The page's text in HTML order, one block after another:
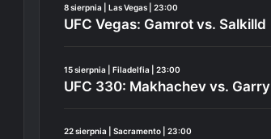
8 sierpnia | Las Vegas | 23:00
UFC Vegas: Gamrot vs. Salkilld
15 sierpnia | Filadelfia | 23:00
UFC 330: Makhachev vs. Garry
22 sierpnia | Sacramento | 23:00